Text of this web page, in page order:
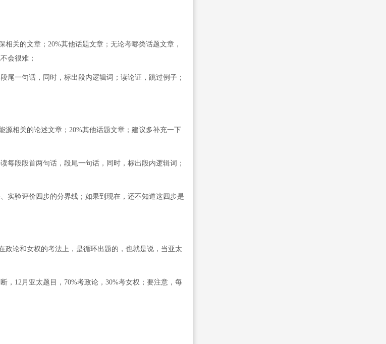
关的文章；20%其他话题文章；无论考哪类话题文章，
会很难；
尾一句话，同时，标出段内逻辑词；读论证，跳过例子；
源相关的论述文章；20%其他话题文章；建议多补充一下
每段段首两句话，段尾一句话，同时，标出段内逻辑词；
实验评价四步的分界线；如果到现在，还不知道这四步是
政论和女权的考法上，是循环出题的，也就是说，当亚太
，12月亚太题目，70%考政论，30%考女权；要注意，每